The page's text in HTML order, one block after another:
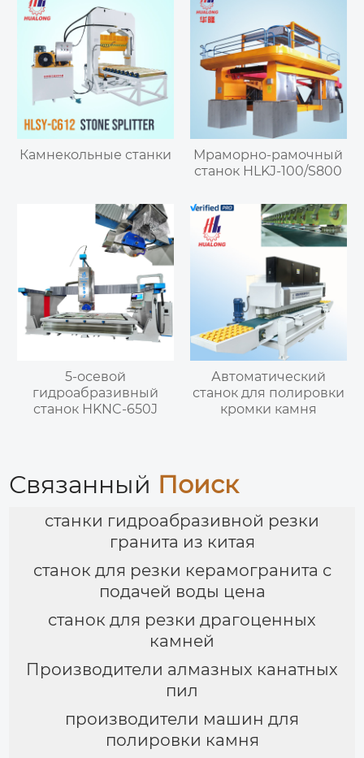
Камнекольные станки
Мраморно-рамочный
станок HLKJ-100/S800
5-осевой
гидроабразивный
станок HKNC-650J
Автоматический
станок для полировки
кромки камня
Связанный Поиск
станки гидроабразивной резки
гранита из китая
станок для резки керамогранита с
подачей воды цена
станок для резки драгоценных
камней
Производители алмазных канатных
пил
производители машин для
полировки камня